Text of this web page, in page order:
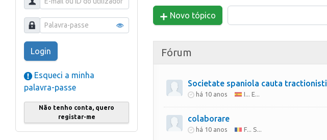
Login
Esqueci a minha
palavra-passe
Não tenho conta, quero
registar-me
Novo tópico
Fórum
Societate spaniola cauta tractionisti
há 10 anos I... E...
colaborare
há 10 anos F... S...